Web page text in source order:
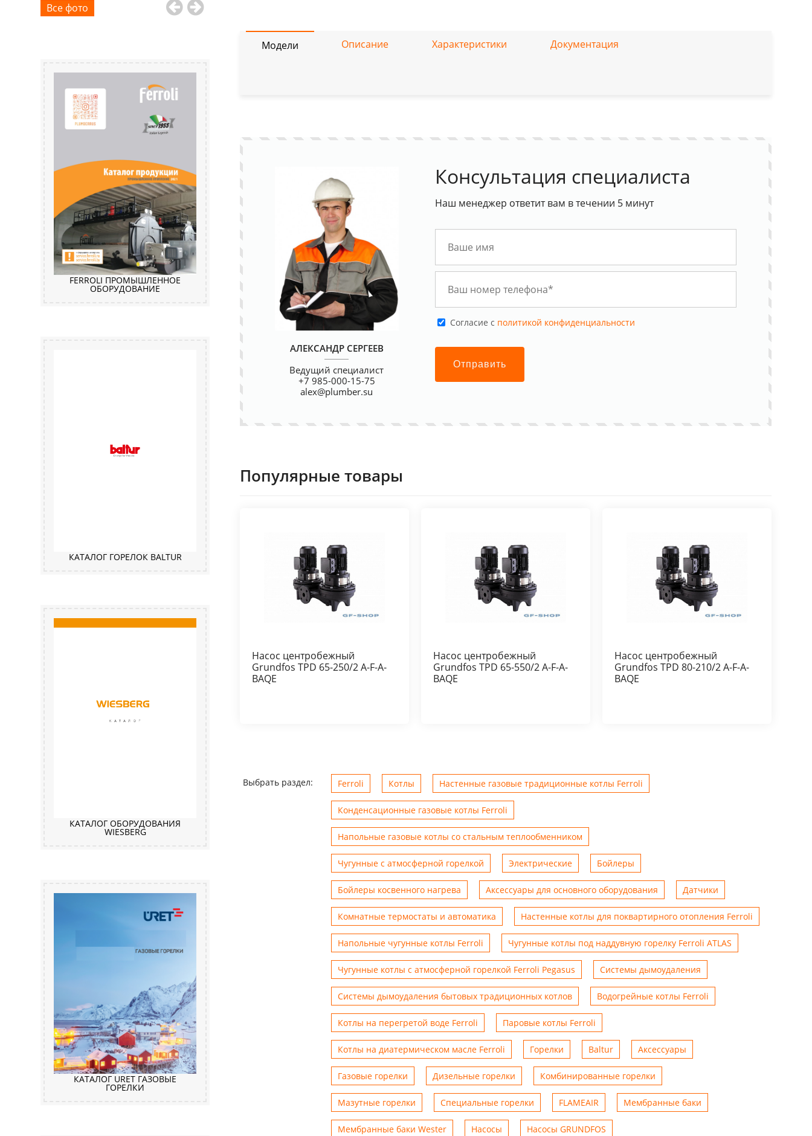
Все фото
FERROLI ПРОМЫШЛЕННОЕ
ОБОРУДОВАНИЕ
КАТАЛОГ ГОРЕЛОК BALTUR
КАТАЛОГ ОБОРУДОВАНИЯ
WIESBERG
КАТАЛОГ URET ГАЗОВЫЕ
ГОРЕЛКИ
Модели Описание Характеристики Документация
АЛЕКСАНДР СЕРГЕЕВ
Ведущий специалист
+7 985-000-15-75
alex@plumber.su
Консультация специалиста
Наш менеджер ответит вам в течении 5 минут
Cогласие с политикой конфиденциальности
Отправить
Популярные товары
Насос центробежный
Grundfos TPD 65-250/2 A-F-A-
BAQE
Насос центробежный
Grundfos TPD 65-550/2 A-F-A-
BAQE
Насос центробежный
Grundfos TPD 80-210/2 A-F-A-
BAQE
Выбрать раздел: Ferroli Котлы Настенные газовые традиционные котлы Ferroli
Конденсационные газовые котлы Ferroli
Напольные газовые котлы со стальным теплообменником
Чугунные с атмосферной горелкой Электрические Бойлеры
Бойлеры косвенного нагрева Аксессуары для основного оборудования Датчики
Комнатные термостаты и автоматика Настенные котлы для поквартирного отопления Ferroli
Напольные чугунные котлы Ferroli Чугунные котлы под наддувную горелку Ferroli ATLAS
Чугунные котлы с атмосферной горелкой Ferroli Pegasus Системы дымоудаления
Системы дымоудаления бытовых традиционных котлов Водогрейные котлы Ferroli
Котлы на перегретой воде Ferroli Паровые котлы Ferroli
Котлы на диатермическом масле Ferroli Горелки Baltur Аксессуары
Газовые горелки Дизельные горелки Комбинированные горелки
Мазутные горелки Специальные горелки FLAMEAIR Мембранные баки
Мембранные баки Wester Насосы Насосы GRUNDFOS